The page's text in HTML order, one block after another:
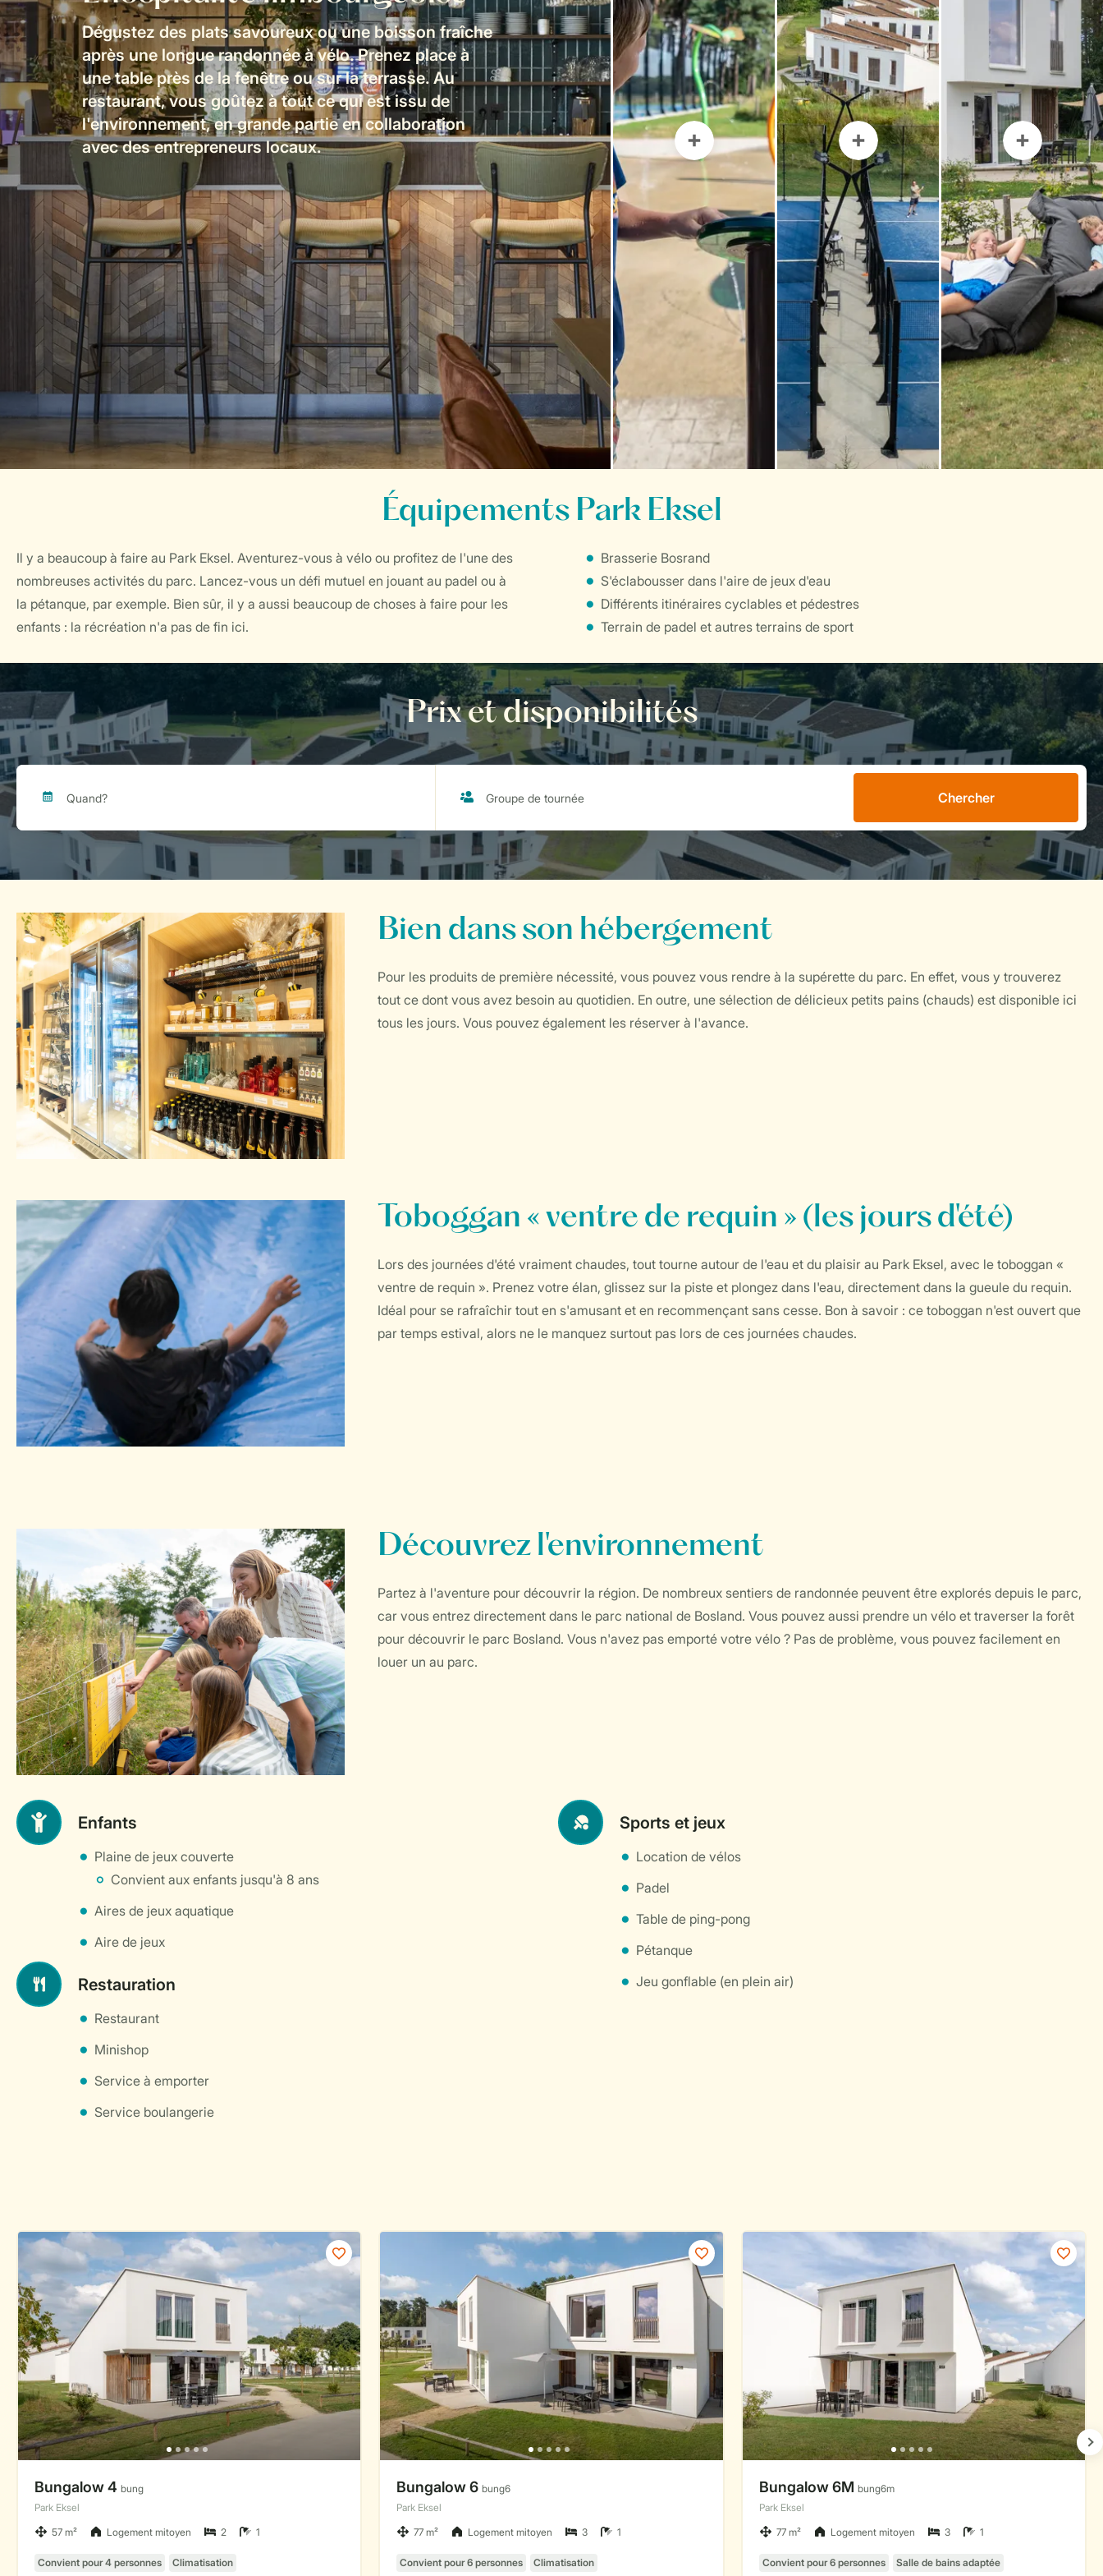
Dégustez des plats savoureux ou une boisson fraîche
après une longue randonnée à vélo. Prenez place à
une table près de la fenêtre ou sur la terrasse. Au
restaurant, vous goûtez à tout ce qui est issu de
l'environnement, en grande partie en collaboration
avec des entrepreneurs locaux.
Équipements Park Eksel
Il y a beaucoup à faire au Park Eksel. Aventurez-vous à vélo ou profitez de l'une des
nombreuses activités du parc. Lancez-vous un défi mutuel en jouant au padel ou à
la pétanque, par exemple. Bien sûr, il y a aussi beaucoup de choses à faire pour les
enfants : la récréation n'a pas de fin ici.
Brasserie Bosrand
S'éclabousser dans l'aire de jeux d'eau
Différents itinéraires cyclables et pédestres
Terrain de padel et autres terrains de sport
Prix et disponibilités
Chercher
Bien dans son hébergement
Pour les produits de première nécessité, vous pouvez vous rendre à la supérette du parc. En effet, vous y trouverez
tout ce dont vous avez besoin au quotidien. En outre, une sélection de délicieux petits pains (chauds) est disponible ici
tous les jours. Vous pouvez également les réserver à l'avance.
Toboggan « ventre de requin » (les jours d'été)
Lors des journées d'été vraiment chaudes, tout tourne autour de l'eau et du plaisir au Park Eksel, avec le toboggan «
ventre de requin ». Prenez votre élan, glissez sur la piste et plongez dans l'eau, directement dans la gueule du requin.
Idéal pour se rafraîchir tout en s'amusant et en recommençant sans cesse. Bon à savoir : ce toboggan n'est ouvert que
par temps estival, alors ne le manquez surtout pas lors de ces journées chaudes.
Découvrez l'environnement
Partez à l'aventure pour découvrir la région. De nombreux sentiers de randonnée peuvent être explorés depuis le parc,
car vous entrez directement dans le parc national de Bosland. Vous pouvez aussi prendre un vélo et traverser la forêt
pour découvrir le parc Bosland. Vous n'avez pas emporté votre vélo ? Pas de problème, vous pouvez facilement en
louer un au parc.
Enfants
Plaine de jeux couverte
Convient aux enfants jusqu'à 8 ans
Aires de jeux aquatique
Aire de jeux
Restauration
Restaurant
Minishop
Service à emporter
Service boulangerie
Sports et jeux
Location de vélos
Padel
Table de ping-pong
Pétanque
Jeu gonflable (en plein air)